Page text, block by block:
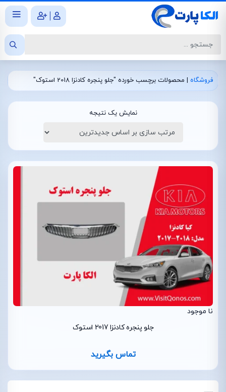
|
فروشگاه | محصولات برچسب خورده "جلو پنجره کادنزا 2018 استوک"
نمایش یک نتیجه
نا موجود
جلو پنجره کادنزا 2017 استوک
تماس بگیرید